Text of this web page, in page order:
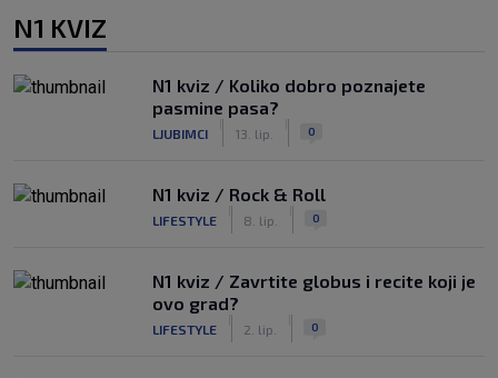
N1 KVIZ
N1 kviz / Koliko dobro poznajete
pasmine pasa?
LJUBIMCI 13. lip. 0
N1 kviz / Rock & Roll
LIFESTYLE 8. lip. 0
N1 kviz / Zavrtite globus i recite koji je
ovo grad?
LIFESTYLE 2. lip. 0